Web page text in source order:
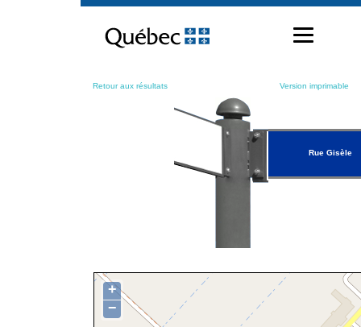
contenu
Retour aux résultats Version imprimable
Rue Gisèle
+
−